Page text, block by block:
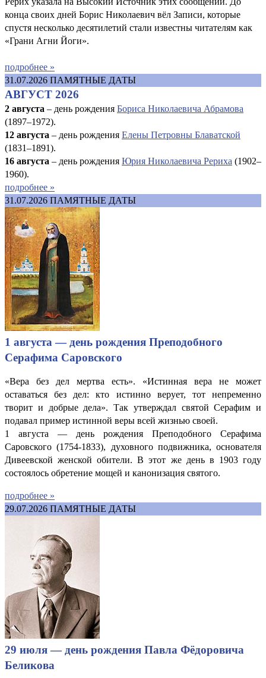
конца своих дней Борис Николаевич вёл Записи, которые
спустя несколько десятилетий стали известны читателям как
«Грани Агни Йоги».
подробнее »
31.07.2026 ПАМЯТНЫЕ ДАТЫ
АВГУСТ 2026
2 августа – день рождения Бориса Николаевича Абрамова
(1897–1972).
12 августа – день рождения Елены Петровны Блаватской
(1831–1891).
16 августа – день рождения Юрия Николаевича Рериха (1902–
1960).
подробнее »
31.07.2026 ПАМЯТНЫЕ ДАТЫ
1 августа — день рождения Преподобного
Серафима Саровского
«Вера без дел мертва есть». «Истинная вера не может
оставаться без дел: кто истинно верует, тот непременно
творит и добрые дела». Так утверждал святой Серафим и
подавал пример истинной веры всей жизнью своей.
1 августа — день рождения Преподобного Серафима
Саровского (1754-1833), духовного подвижника, основателя
Дивеевской женской обители. В этот же день в 1903 году
состоялось обретение мощей и канонизация святого.
подробнее »
29.07.2026 ПАМЯТНЫЕ ДАТЫ
29 июля — день рождения Павла Фёдоровича
Беликова